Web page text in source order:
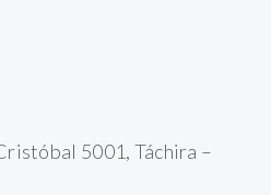
5001, Táchira –